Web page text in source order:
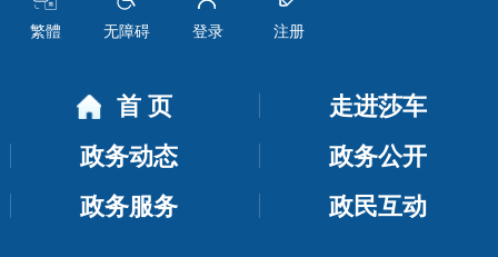
繁體 无障碍 登录 注册
首 页
走进莎车
政务动态
政务公开
政务服务
政民互动